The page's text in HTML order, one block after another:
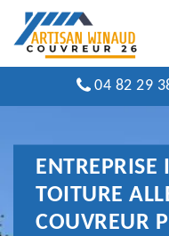
04 82 29
ENTREPRISE
TOITURE
COUVREUR